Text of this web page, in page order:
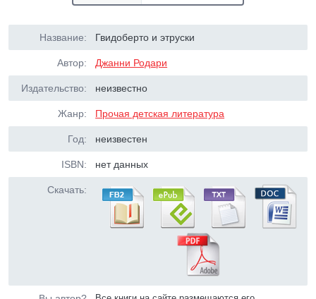
Название: Гвидоберто и этруски
Автор: Джанни Родари
Издательство: неизвестно
Жанр: Прочая детская литература
Год: неизвестен
ISBN: нет данных
Скачать: